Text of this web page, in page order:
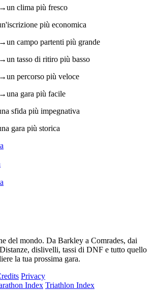
→un clima più fresco
più economica
→un campo partenti più grande
→un tasso di ritiro più basso
→un percorso più veloce
→una gara più facile
sfida più impegnativa
gara più storica
del mondo. Da Barkley a Comrades, dai
dislivelli, tassi di DNF e tutto quello
la tua prossima gara.
Privacy
Index Triathlon Index